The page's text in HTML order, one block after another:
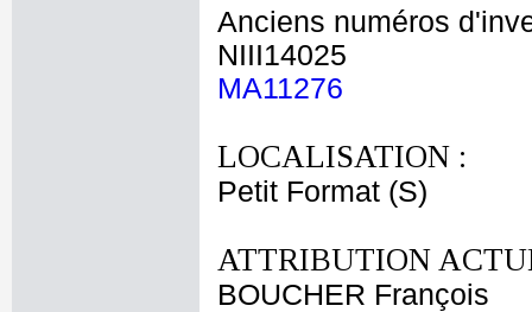
Anciens numéros
NIII14025
MA11276
LOCALISATION :
Petit Format (S)
ATTRIBUTION
BOUCHER François